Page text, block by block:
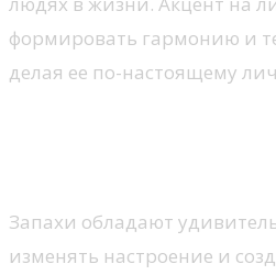
формировать гармонию и
делая ее по-настоящему
Запахи обладают
изменять настроение и